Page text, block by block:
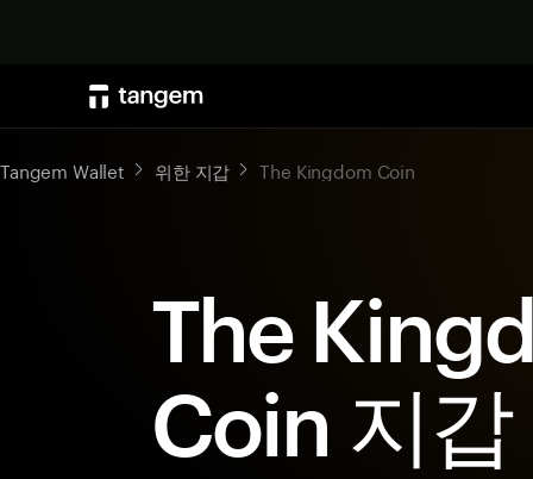
Tangem Wallet 위한 지갑 The Kingdom Coin
The
Coin 지갑